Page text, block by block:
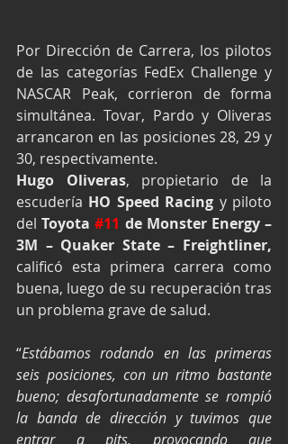
Por Dirección de Carrera, los pilotos
de las categorías FedEx Challenge y
NASCAR Peak, corrieron de forma
simultánea. Tovar, Pardo y Oliveras
arrancaron en las posiciones 28, 29 y
30, respectivamente.
Hugo Oliveras, propietario de la
escudería HO Speed Racing y piloto
del Toyota #11 de Monster Energy –
3M – Quaker State – Freightliner,
calificó esta primera carrera como
buena, luego de su recuperación tras
un problema grave de salud.
“Estábamos rodando en las primeras
seis posiciones, con un ritmo bastante
bueno; desafortunadamente se rompió
la banda de dirección y tuvimos que
entrar a pits, provocando que